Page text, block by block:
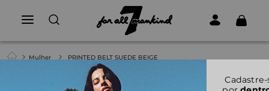
Mulher PRINTED BELT SUEDE BEIGE